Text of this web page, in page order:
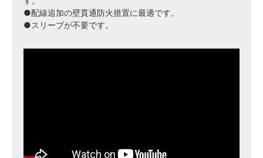
●配線追加の壁貫通防火措置に最適です。
●スリーブが不要です。